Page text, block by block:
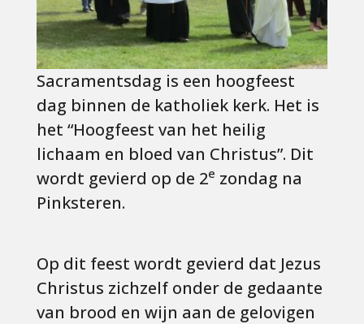
Sacramentsdag is een hoogfeest
dag binnen de katholiek kerk. Het is
het “Hoogfeest van het heilig
lichaam en bloed van Christus”. Dit
wordt gevierd op de 2e zondag na
Pinksteren.
Op dit feest wordt gevierd dat Jezus
Christus zichzelf onder de gedaante
van brood en wijn aan de gelovigen